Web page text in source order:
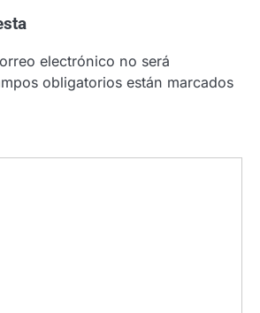
electrónico no será
obligatorios están marcados